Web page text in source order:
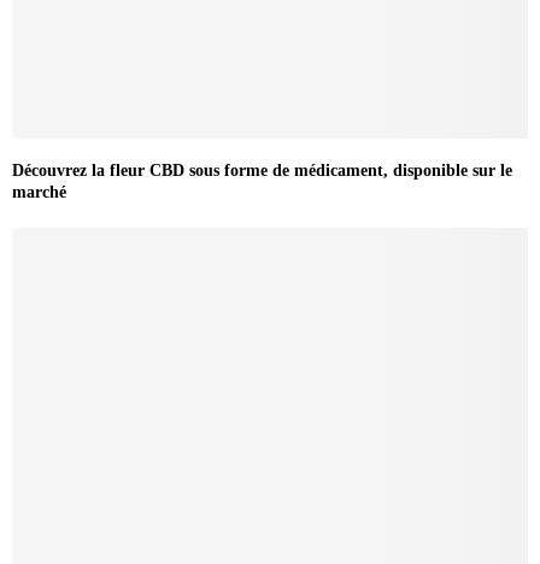
Découvrez la fleur CBD sous forme de médicament, disponible sur le
marché